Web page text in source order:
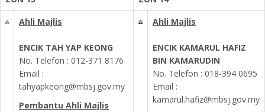
Ahli Majlis
ENCIK TAH YAP KEONG
No. Telefon : 012-371 8176
Email :
tahyapkeong@mbsj.gov.my
Pembantu Ahli Majlis
Ahli Majlis
ENCIK KAMARUL HAFIZ
BIN KAMARUDIN
No. Telefon : 018-394 0695
Email :
kamarul.hafiz@mbsj.gov.my